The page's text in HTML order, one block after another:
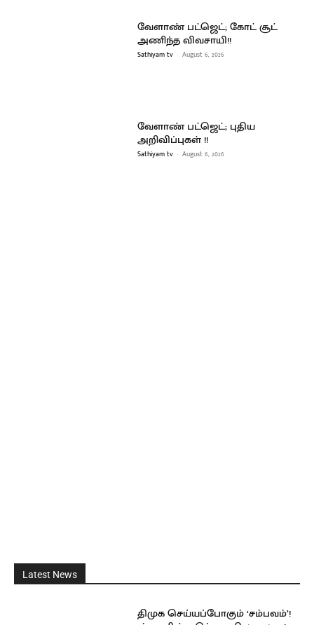
வேளாண் பட்ஜெட்; கோட் சூட்
அணிந்த விவசாயி!!
Sathiyam tv - August 6, 2026
வேளாண் பட்ஜெட்; புதிய
அறிவிப்புகள் !!
Sathiyam tv - August 6, 2026
Latest News
திமுக செய்யப்போகும் ‘சம்பவம்’!